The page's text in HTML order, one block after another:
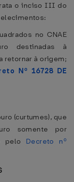
o inciso III do
no CNAE
destinadas à
retornar à origem;
Nº 16728 DE
(curtumes), que
somente por
pelo Decreto nº